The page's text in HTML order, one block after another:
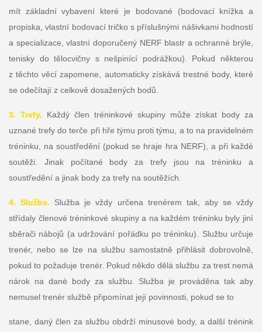
mít základní vybavení které je bodované (bodovací knížka a
propiska, vlastní bodovací tričko s příslušnými nášivkami hodností
a specializace, vlastní doporučený NERF blastr a ochranné brýle,
tenisky do tělocvičny s nešpinící podrážkou). Pokud některou
z těchto věcí zapomene, automaticky získává trestné body, které
se odečítají z celkově dosažených bodů.
3. Trefy. Každý člen tréninkové skupiny může získat body za
uznané trefy do terče při hře týmu proti týmu, a to na pravidelném
tréninku, na soustředění (pokud se hraje hra NERF), a při každé
soutěži. Jinak počítané body za trefy jsou na tréninku a
soustředění a jinak body za trefy na soutěžích.
4. Služba. Služba je vždy určena trenérem tak, aby se vždy
střídaly členové tréninkové skupiny a na každém tréninku byly jiní
sběrači nábojů (a udržování pořádku po tréninku). Službu určuje
trenér, nebo se lze na službu samostatně přihlásit dobrovolně,
pokud to požaduje trenér. Pokud někdo dělá službu za trest nemá
nárok na dané body za službu. Služba je prováděna tak aby
nemusel trenér službě připomínat její povinnosti, pokud se to
stane, daný člen za službu obdrží minusové body, a další trénink